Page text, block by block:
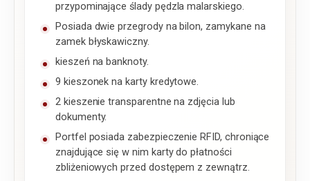
przypominające ślady pędzla malarskiego.
Posiada dwie przegrody na bilon, zamykane na
zamek błyskawiczny.
kieszeń na banknoty.
9 kieszonek na karty kredytowe.
2 kieszenie transparentne na zdjęcia lub
dokumenty.
Portfel posiada zabezpieczenie RFID, chroniące
znajdujące się w nim karty do płatności
zbliżeniowych przed dostępem z zewnątrz.